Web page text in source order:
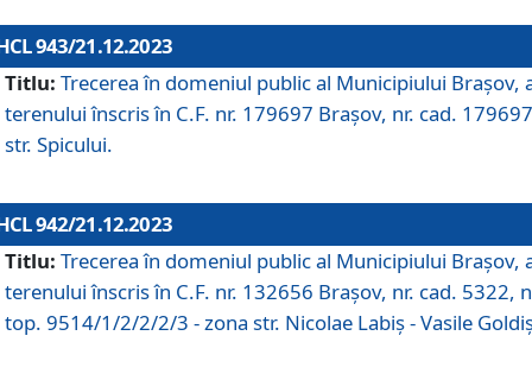
943/21.12.2023
Titlu: Trecerea în domeniul public al Municipiului Braşov,
terenului înscris în C.F. nr. 179697 Brașov, nr. cad.
str. Spicului.
942/21.12.2023
Titlu: Trecerea în domeniul public al Municipiului Braşov,
terenului înscris în C.F. nr. 132656 Brașov, nr. cad. 5322,
top. 9514/1/2/2/2/3 - zona str. Nicolae Labiș - Vasile